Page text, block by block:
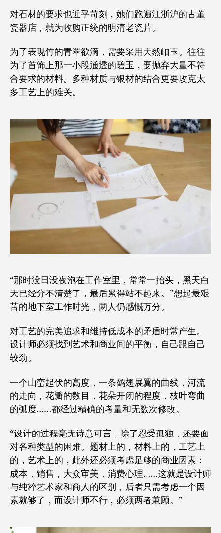
对石材的要求也近乎苛刻，她们跑遍江浙沪的古董
瓷器店，就为收购正统的明清老瓷片。
为了表现竹的青翠欲滴，需要采用天然岫玉。往往
为了首饰上那一小段通透的碧玉，要抛弃大量不符
合要求的材料。多种材质与银材的结合更要攻克太
多工艺上的难关。
“那时没日没夜泡在工作室里，常常一抬头，黑天白
天已经分不清楚了，最后累得站不起来。”想起最艰
苦的地下室工作时光，两人仍感慨万分。
对工艺的完美追求和维持低成本的矛盾时常产生。
设计师必须找到艺术和商业间的平衡，自己跟自己
较劲。
一个山峦起伏的高度，一条鹤翅展翼的曲线，河流
的走向，花瓣的数目，花朵开闭的程度，枝叶弯曲
的弧度……都经过精确的考量和无数次修改。
“设计的过程毫无诗意可言，除了忍受孤独，还要面
对各种类型的困难。题材上的，材料上的，工艺上
的，艺术上的，此外还必须考虑足够的商业因素：
成本，销售，大众审美，消费心理……这就是设计师
与纯粹艺术家和商人的区别，后者只需考虑一个因
素就够了，而设计师不行，必须两者兼顾。”